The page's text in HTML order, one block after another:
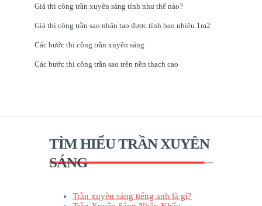
Giá thi công trần xuyên sáng tính như thế nào?
Giá thi công trần sao nhân tạo được tính bao nhiêu 1m2
Các bước thi công trần xuyên sáng
Các bước thi công trần sao trên nền thạch cao
TÌM HIỂU TRẦN XUYÊN
SÁNG
Trần xuyên sáng tiếng anh là gì?